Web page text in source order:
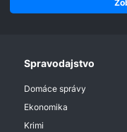
Spravodajstvo
Domáce správy
Ekonomika
Krimi